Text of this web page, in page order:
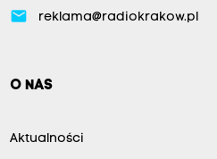
email reklama@radiokrakow.pl
O NAS
Aktualności